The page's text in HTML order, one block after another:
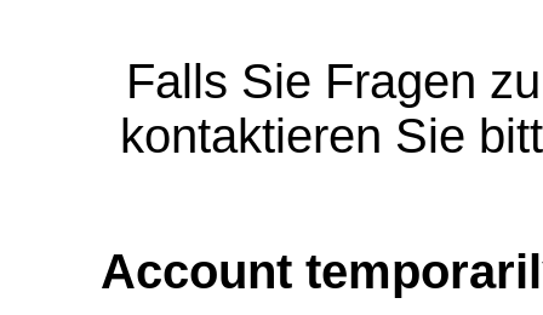
Falls Sie Fragen
kontaktieren Sie
Account